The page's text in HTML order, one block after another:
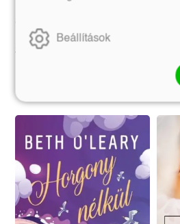
Eredeti ár:
3 899 Ft
Beállítások